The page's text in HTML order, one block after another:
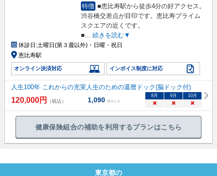
特徴 ■恵比寿駅から徒歩4分の好アクセス。
渋谷橋交差点が目印です。恵比寿プライム
スクエアの近くです。
■... 続きを読む▼
休診日:土曜日(第３週以外)・日曜・祝日
恵比寿駅
オンライン決済対応 インボイス制度に対応
人生100年 これからの充実人生のための還暦ドック(脳ドック付)
120,000円 （税込） 1,090 ポイント
8月 9月 10月
× × ×
健康保険組合の補助を利用するプランはこちら
東京都の